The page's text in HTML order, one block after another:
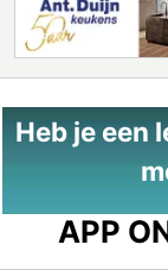
Heb je een
APP